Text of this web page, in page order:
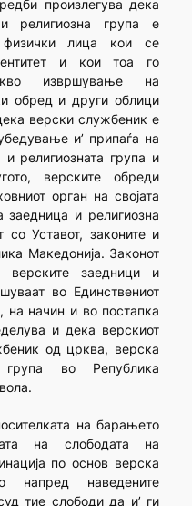
произлегува дека
религиозна група е
физички лица кои се
и кои тоа го
извршување на
обред и други облици
верски службеник е
и’ припаѓа на
религиозната група и
верските обреди
орган на својата
заедница и религиозна
со Уставот, законите и
Македонија. Законот
верските заедници и
во Единствениот
на начин и во постапка
и дека верскиот
од црква, верска
во Република
на барањето
на слободата на
по основ верска
напред наведените
тие слободи да и’ ги